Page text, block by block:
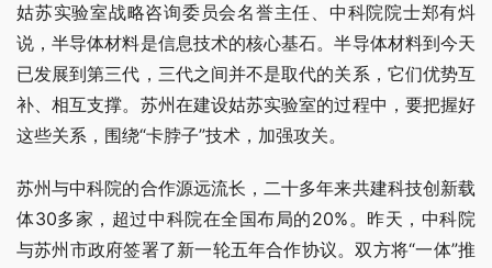
姑苏实验室战略咨询委员会名誉主任、中科院院士郑有炓
说，半导体材料是信息技术的核心基石。半导体材料到今天
已发展到第三代，三代之间并不是取代的关系，它们优势互
补、相互支撑。苏州在建设姑苏实验室的过程中，要把握好
这些关系，围绕“卡脖子”技术，加强攻关。
苏州与中科院的合作源远流长，二十多年来共建科技创新载
体30多家，超过中科院在全国布局的20%。昨天，中科院
与苏州市政府签署了新一轮五年合作协议。双方将“一体”推